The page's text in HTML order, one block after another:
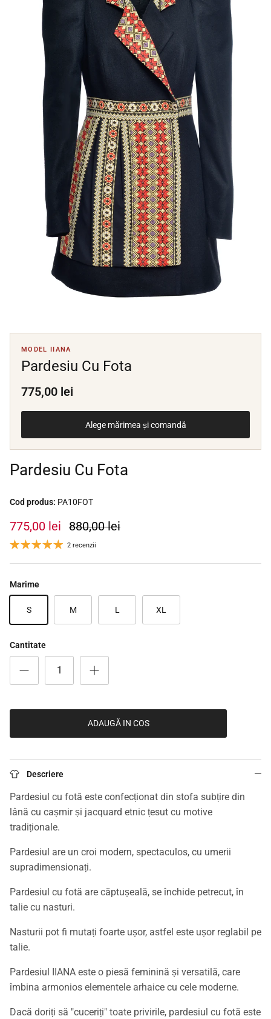
MODEL IIANA
Pardesiu Cu Fota
775,00 lei
Alege mărimea și comandă
Pardesiu Cu Fota
Cod produs: PA10FOT
775,00 lei 880,00 lei
2 recenzii
Marime
S M L XL
Cantitate
ADAUGĂ IN COS
Descriere
Pardesiul cu fotă este confecționat din stofa subțire din
lână cu cașmir și jacquard etnic țesut cu motive
tradiționale.
Pardesiul are un croi modern, spectaculos, cu umerii
supradimensionați.
Pardesiul cu fotă are căptușeală, se închide petrecut, în
talie cu nasturi.
Nasturii pot fi mutați foarte ușor, astfel este ușor reglabil pe
talie.
Pardesiul IIANA este o piesă feminină și versatilă, care
îmbina armonios elementele arhaice cu cele moderne.
Dacă doriți să "cuceriți" toate privirile, pardesiul cu fotă este